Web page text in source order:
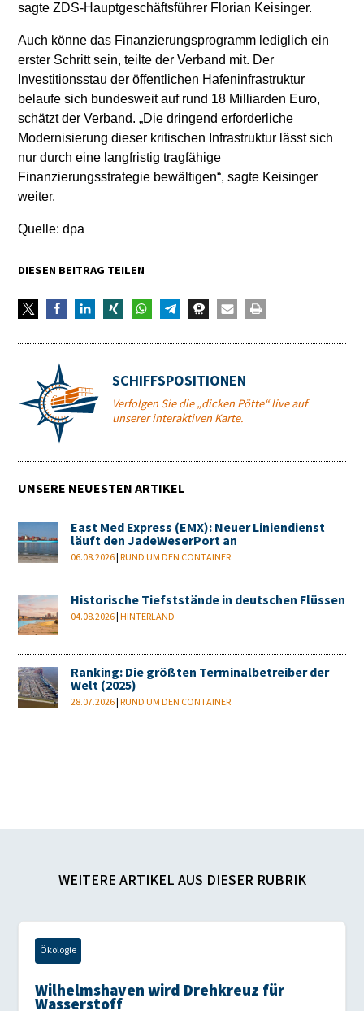
sagte ZDS-Hauptgeschäftsführer Florian Keisinger.
Auch könne das Finanzierungsprogramm lediglich ein
erster Schritt sein, teilte der Verband mit. Der
Investitionsstau der öffentlichen Hafeninfrastruktur
belaufe sich bundesweit auf rund 18 Milliarden Euro,
schätzt der Verband. „Die dringend erforderliche
Modernisierung dieser kritischen Infrastruktur lässt sich
nur durch eine langfristig tragfähige
Finanzierungsstrategie bewältigen“, sagte Keisinger
weiter.
Quelle: dpa
DIESEN BEITRAG TEILEN
SCHIFFSPOSITIONEN
Verfolgen Sie die „dicken Pötte“ live auf
unserer interaktiven Karte.
UNSERE NEUESTEN ARTIKEL
East Med Express (EMX): Neuer Liniendienst
läuft den JadeWeserPort an
06.08.2026 |RUND UM DEN CONTAINER
Historische Tiefststände in deutschen Flüssen
04.08.2026 |HINTERLAND
Ranking: Die größten Terminalbetreiber der
Welt (2025)
28.07.2026 |RUND UM DEN CONTAINER
WEITERE ARTIKEL AUS DIESER RUBRIK
Ökologie
Wilhelmshaven wird Drehkreuz für
Wasserstoff